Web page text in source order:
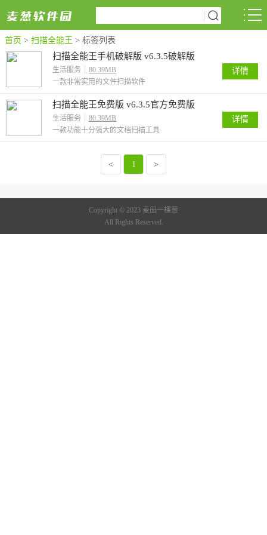
首页 > 扫描全能王 > 标签列表
扫描全能王手机破解版 v6.3.5破解版
生活服务
80.39MB
一款非常实用的文件扫描软件
详情
扫描全能王免费版 v6.3.5官方免费版
生活服务
80.39MB
一款功能十分强大的文档扫描工具
详情
< 1 >
Copyright © 2023 麦田一棵葱
All Rights Reserved.